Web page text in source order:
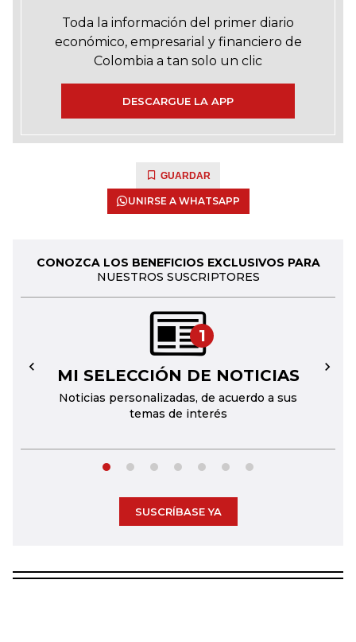
Toda la información del primer diario
económico, empresarial y financiero de
Colombia a tan solo un clic
DESCARGUE LA APP
GUARDAR
UNIRSE A WHATSAPP
CONOZCA LOS BENEFICIOS EXCLUSIVOS PARA
NUESTROS SUSCRIPTORES
1
MI SELECCIÓN DE NOTICIAS
Noticias personalizadas, de acuerdo a sus
temas de interés
← →
SUSCRÍBASE YA